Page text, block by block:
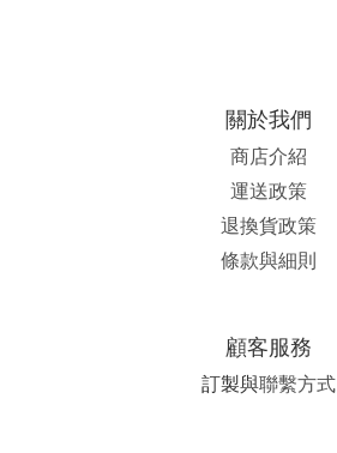
關於我們
商店介紹
運送政策
退換貨政策
條款與細則
顧客服務
訂製與聯繫方式